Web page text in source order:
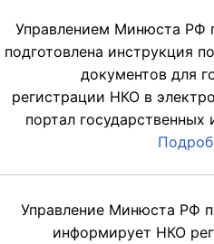
Управлением Минюста РФ
подготовлена инструкция
документов для
регистрации НКО в
портал
Управление Минюста РФ
информирует НКО